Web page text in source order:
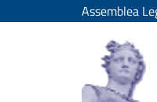
Assemblea